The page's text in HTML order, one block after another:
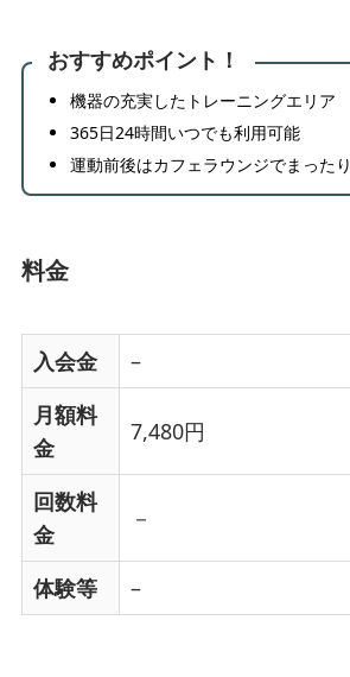
おすすめポイント！
機器の充実したトレーニングエリア
365日24時間いつでも利用可能
運動前後はカフェラウンジでまったり
料金
入会金
–
月額料
金
7,480円
回数料
金
－
体験等 –